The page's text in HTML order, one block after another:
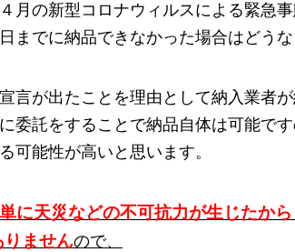
月の新型コロナウィルスによる緊急事
までに納品できなかった場合はどう
言が出たことを理由として納入業者
委託をすることで納品自体は可能で
可能性が高いと思います。
単に天災などの不可抗力が生じたか
りませんので、